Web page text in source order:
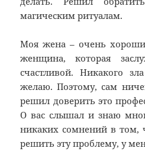
магическим ритуалам.
Моя жена – очень
женщина, которая
счастливой. Никакого
желаю. Поэтому, сам
решил доверить это
О вас слышал и знаю
никаких сомнений в
решить эту проблему, у